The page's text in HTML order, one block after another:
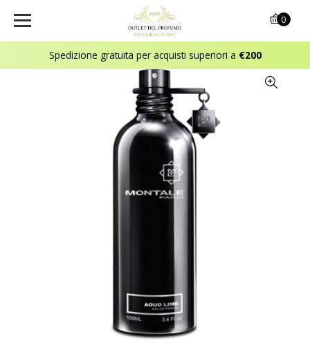
Spedizione gratuita per acquisti superiori a €200
0